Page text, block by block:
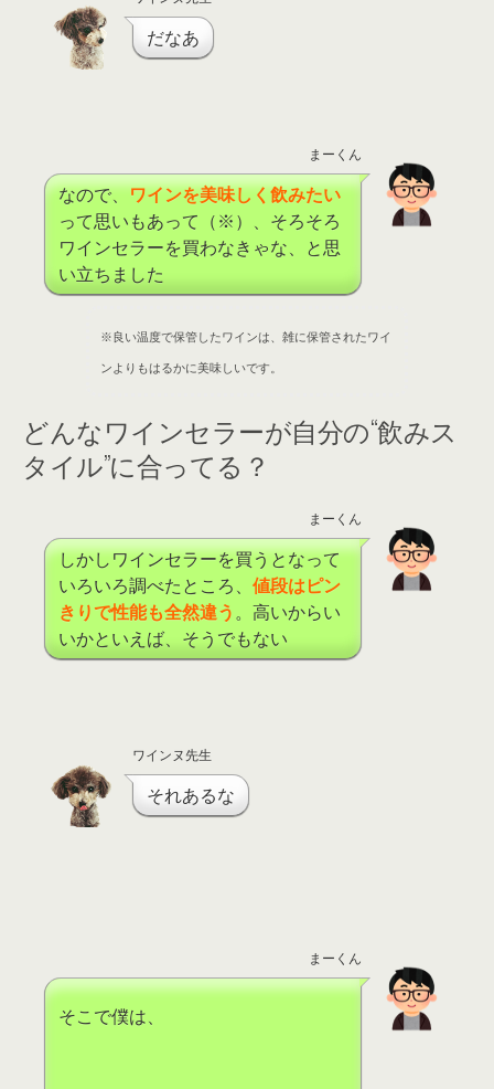
だなあ
まーくん
なので、ワインを美味しく飲みたい
って思いもあって（※）、そろそろ
ワインセラーを買わなきゃな、と思
い立ちました
※良い温度で保管したワインは、雑に保管されたワイ
ンよりもはるかに美味しいです。
どんなワインセラーが自分の“飲みス
タイル”に合ってる？
まーくん
しかしワインセラーを買うとなって
いろいろ調べたところ、 値段はピン
きりで性能も全然違う。高いからい
いかといえば、そうでもない
ワインヌ先生
それあるな
まーくん
そこで僕は、